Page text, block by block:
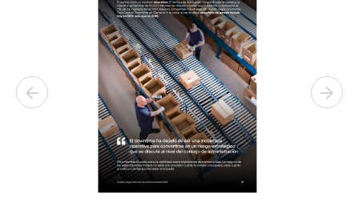
arrow_back arrow_forward